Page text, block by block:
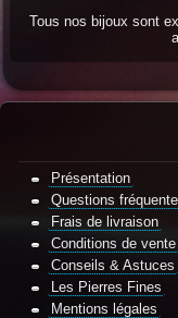
Tous nos bijoux sont
Présentation
Questions
Frais de livraison
Conditions de vente
Conseils & Astuces
Les Pierres Fines
Mentions légales